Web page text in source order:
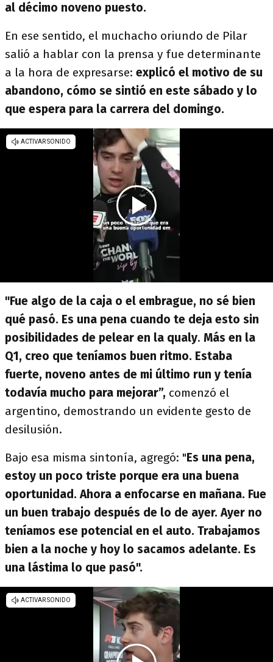
al décimo noveno puesto.
En ese sentido, el muchacho oriundo de Pilar
salió a hablar con la prensa y fue determinante
a la hora de expresarse: explicó el motivo de su
abandono, cómo se sintió en este sábado y lo
que espera para la carrera del domingo.
"Fue algo de la caja o el embrague, no sé bien
qué pasó. Es una pena cuando te deja esto sin
posibilidades de pelear en la qualy. Más en la
Q1, creo que teníamos buen ritmo. Estaba
fuerte, noveno antes de mi último run y tenía
todavía mucho para mejorar”, comenzó el
argentino, demostrando un evidente gesto de
desilusión.
Bajo esa misma sintonía, agregó: "Es una pena,
estoy un poco triste porque era una buena
oportunidad. Ahora a enfocarse en mañana. Fue
un buen trabajo después de lo de ayer. Ayer no
teníamos ese potencial en el auto. Trabajamos
bien a la noche y hoy lo sacamos adelante. Es
una lástima lo que pasó".